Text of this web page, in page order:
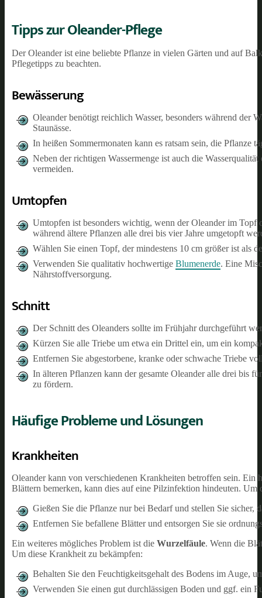
Tipps zur Oleander-Pflege
Der Oleander ist eine beliebte Pflanze in vielen Gärten und auf
Pflegetipps zu beachten.
Bewässerung
Oleander benötigt reichlich Wasser, besonders während der
Staunässe.
In heißen Sommermonaten kann es ratsam sein, die Pflanze
Neben der richtigen Wassermenge ist auch die
vermeiden.
Umtopfen
Umtopfen ist besonders wichtig, wenn der Oleander im Topf
während ältere Pflanzen alle drei bis vier Jahre umgetopft
Wählen Sie einen Topf, der mindestens 10 cm größer ist als
Verwenden Sie qualitativ hochwertige Blumenerde. Eine
Nährstoffversorgung.
Schnitt
Der Schnitt des Oleanders sollte im Frühjahr durchgeführt
Kürzen Sie alle Triebe um etwa ein Drittel ein, um ein
Entfernen Sie abgestorbene, kranke oder schwache Triebe
In älteren Pflanzen kann der gesamte Oleander alle drei bis
zu fördern.
Häufige Probleme und Lösungen
Krankheiten
Oleander kann von verschiedenen Krankheiten betroffen sein. Ein
Blättern bemerken, kann dies auf eine Pilzinfektion hindeuten. Um
Gießen Sie die Pflanze nur bei Bedarf und stellen Sie sicher,
Entfernen Sie befallene Blätter und entsorgen Sie sie
Ein weiteres mögliches Problem ist die Wurzelfäule. Wenn die
Um diese Krankheit zu bekämpfen:
Behalten Sie den Feuchtigkeitsgehalt des Bodens im Auge,
Verwenden Sie einen gut durchlässigen Boden und ggf. ein